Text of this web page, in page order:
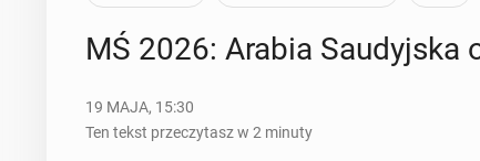
MŚ 2026: Arabia
19 MAJA, 15:30
Ten tekst przeczytasz w 2 minuty